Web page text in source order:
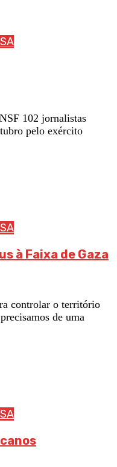
102 jornalistas
pelo exército
à Faixa de Gaza
controlar o território
de uma